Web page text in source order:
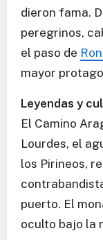
dieron fama.
peregrinos,
el paso de
mayor
Leyendas y
El Camino
Lourdes, el
los Pirineos,
puerto. El
oculto bajo la